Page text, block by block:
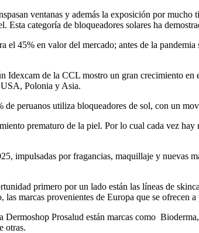
ventanas y además la exposición por
categoría de bloqueadores solares ha
el 45% en valor del mercado; antes de la
Idexcam de la CCL mostro un gran crecimiento
Polonia y Asia.
de peruanos utiliza bloqueadores de sol, con un
prematuro de la piel. Por lo cual cada vez
impulsadas por fragancias, maquillaje y nuevas
primero por un lado están las líneas de
marcas provenientes de Europa que se ofrecen
Dermoshop Prosalud están marcas como
otras.